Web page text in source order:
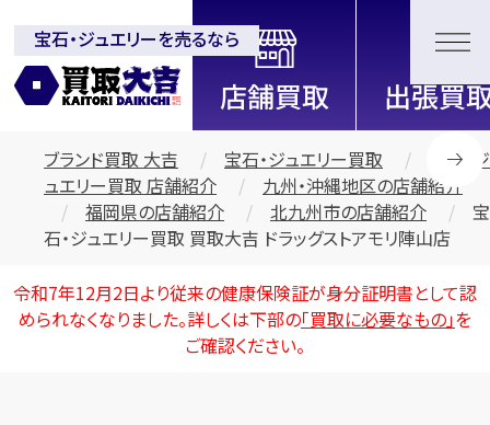
全国2000店舗以上展開中！信頼と実績の買取専門店「買取大
吉」
宝石・ジュエリーを売るなら
ブランド買取 大吉 宝石・ジュエリー買取
宝石・ジ
ュエリー買取 店舗紹介
九州・沖縄地区の店舗紹介
福岡県の店舗紹介
北九州市の店舗紹介
宝
石・ジュエリー買取 買取大吉 ドラッグストアモリ陣山店
令和7年12月2日より従来の健康保険証が身分証明書として認
められなくなりました。詳しくは下部の「買取に必要なもの」を
ご確認ください。